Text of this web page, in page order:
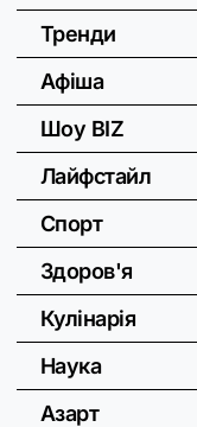
Тренди
Афіша
Шоу BIZ
Лайфстайл
Спорт
Здоров'я
Кулінарія
Наука
Азарт